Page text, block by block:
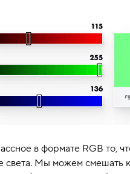
в формате RGB то,
света. Мы можем смешать